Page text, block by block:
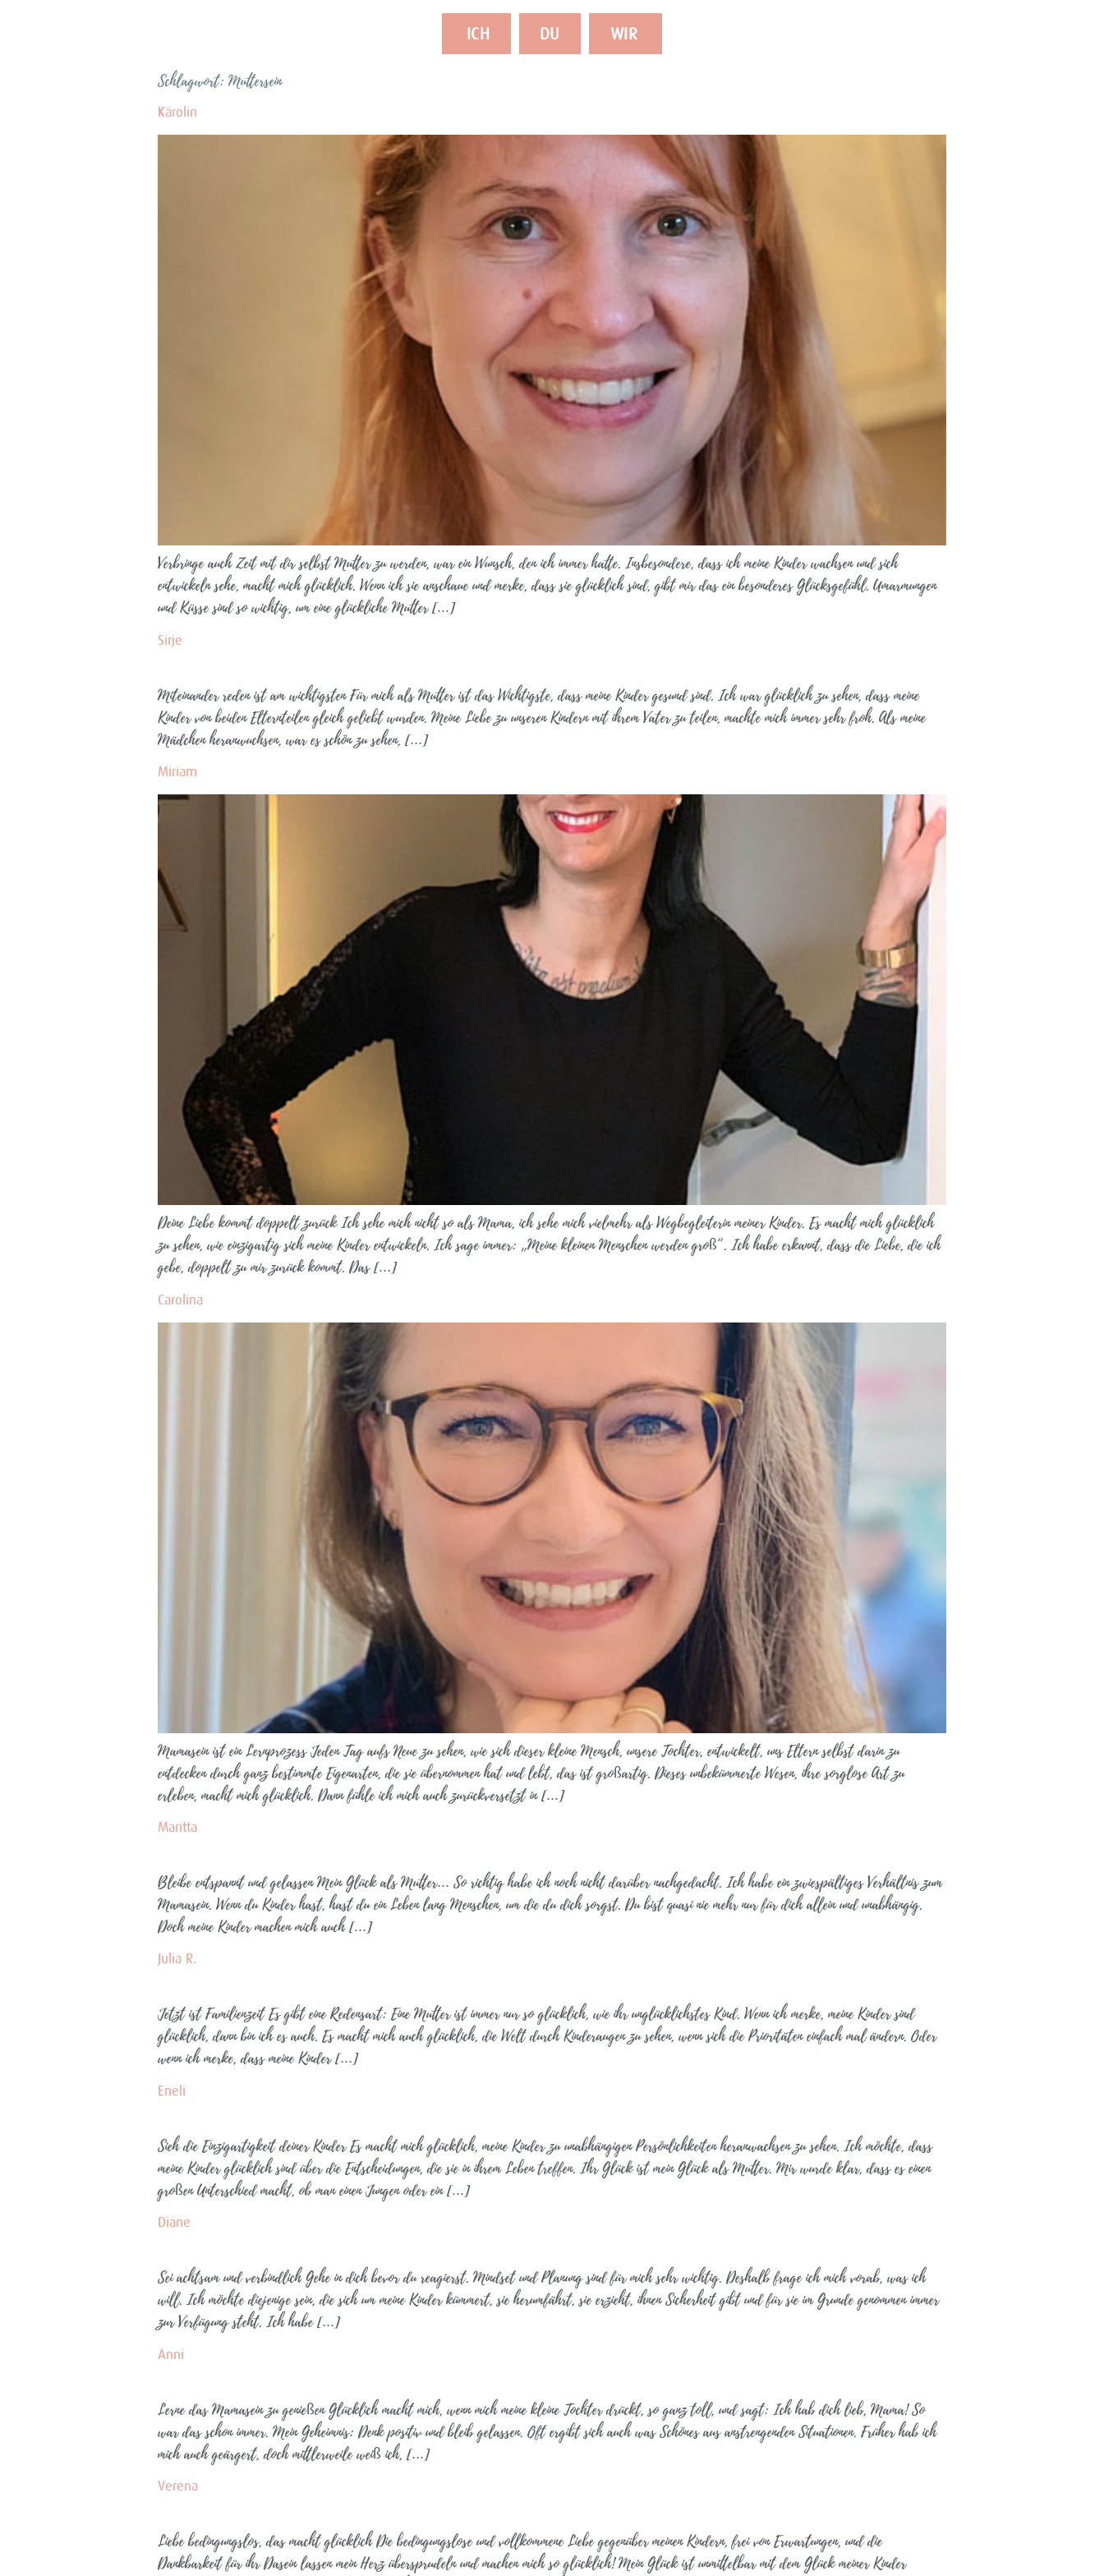
ICH DU WIR
Schlagwort: Muttersein
Kärolin
Verbringe auch Zeit mit dir selbst Mutter zu werden, war ein Wunsch, den ich immer hatte. Insbesondere, dass ich meine Kinder wachsen und sich
entwickeln sehe, macht mich glücklich. Wenn ich sie anschaue und merke, dass sie glücklich sind, gibt mir das ein besonderes Glücksgefühl. Umarmungen
und Küsse sind so wichtig, um eine glückliche Mutter […]
Sirje
Miteinander reden ist am wichtigsten Für mich als Mutter ist das Wichtigste, dass meine Kinder gesund sind. Ich war glücklich zu sehen, dass meine
Kinder von beiden Elternteilen gleich geliebt wurden. Meine Liebe zu unseren Kindern mit ihrem Vater zu teilen, machte mich immer sehr froh. Als meine
Mädchen heranwuchsen, war es schön zu sehen, […]
Miriam
Deine Liebe kommt doppelt zurück Ich sehe mich nicht so als Mama, ich sehe mich vielmehr als Wegbegleiterin meiner Kinder. Es macht mich glücklich
zu sehen, wie einzigartig sich meine Kinder entwickeln. Ich sage immer: „Meine kleinen Menschen werden groß“. Ich habe erkannt, dass die Liebe, die ich
gebe, doppelt zu mir zurück kommt. Das […]
Carolina
Mamasein ist ein Lernprozess Jeden Tag aufs Neue zu sehen, wie sich dieser kleine Mensch, unsere Tochter, entwickelt, uns Eltern selbst darin zu
entdecken durch ganz bestimmte Eigenarten, die sie übernommen hat und lebt, das ist großartig. Dieses unbekümmerte Wesen, ihre sorglose Art zu
erleben, macht mich glücklich. Dann fühle ich mich auch zurückversetzt in […]
Maritta
Bleibe entspannt und gelassen Mein Glück als Mutter… So richtig habe ich noch nicht darüber nachgedacht. Ich habe ein zwiespältiges Verhältnis zum
Mamasein. Wenn du Kinder hast, hast du ein Leben lang Menschen, um die du dich sorgst. Du bist quasi nie mehr nur für dich allein und unabhängig.
Doch meine Kinder machen mich auch […]
Julia R.
Jetzt ist Familienzeit Es gibt eine Redensart: Eine Mutter ist immer nur so glücklich, wie ihr unglücklichstes Kind. Wenn ich merke, meine Kinder sind
glücklich, dann bin ich es auch. Es macht mich auch glücklich, die Welt durch Kinderaugen zu sehen, wenn sich die Prioritäten einfach mal ändern. Oder
wenn ich merke, dass meine Kinder […]
Eneli
Sieh die Einzigartigkeit deiner Kinder Es macht mich glücklich, meine Kinder zu unabhängigen Persönlichkeiten heranwachsen zu sehen. Ich möchte, dass
meine Kinder glücklich sind über die Entscheidungen, die sie in ihrem Leben treffen. Ihr Glück ist mein Glück als Mutter. Mir wurde klar, dass es einen
großen Unterschied macht, ob man einen Jungen oder ein […]
Diane
Sei achtsam und verbindlich Gehe in dich bevor du reagierst. Mindset und Planung sind für mich sehr wichtig. Deshalb frage ich mich vorab, was ich
will. Ich möchte diejenige sein, die sich um meine Kinder kümmert, sie herumfährt, sie erzieht, ihnen Sicherheit gibt und für sie im Grunde genommen immer
zur Verfügung steht. Ich habe […]
Anni
Lerne das Mamasein zu genießen Glücklich macht mich, wenn mich meine kleine Tochter drückt, so ganz toll, und sagt: Ich hab dich lieb, Mama! So
war das schon immer. Mein Geheimnis: Denk positiv und bleib gelassen. Oft ergibt sich auch was Schönes aus anstrengenden Situationen. Früher hab ich
mich auch geärgert, doch mittlerweile weiß ich, […]
Verena
Liebe bedingungslos, das macht glücklich Die bedingungslose und vollkommene Liebe gegenüber meinen Kindern, frei von Erwartungen, und die
Dankbarkeit für ihr Dasein lassen mein Herz übersprudeln und machen mich so glücklich! Mein Glück ist unmittelbar mit dem Glück meiner Kinder